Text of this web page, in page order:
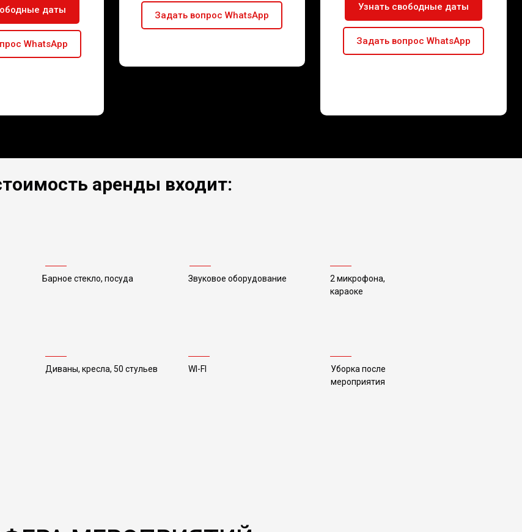
даты
WhatsApp
Задать вопрос WhatsApp
Узнать свободные даты
Задать вопрос WhatsApp
Барное стекло, посуда
Уборка после
мероприятия
аренды входит:
Диваны, кресла, 50 стульев
2 микрофона,
караоке
Звуковое оборудование
WI-FI